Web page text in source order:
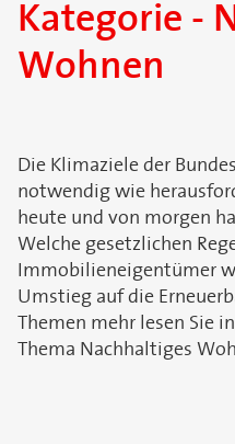
Kategorie -
Wohnen
Die Klimaziele der
notwendig wie
heute und von morgen
Welche gesetzlichen
Immobilieneigentümer
Umstieg auf die
Themen mehr lesen Sie
Thema Nachhaltiges